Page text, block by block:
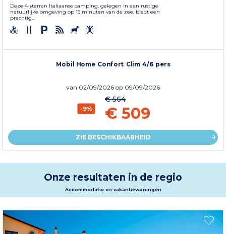
Deze 4-sterren Italiaanse camping, gelegen in een rustige
natuurlijke omgeving op 15 minuten van de zee, biedt een
prachtig...
Mobil Home Confort Clim 4/6 pers
van 02/09/2026 op 09/09/2026
-9%
€ 564
€ 509
ZIE BESCHIKBAARHEID
Onze resultaten in de regio
Accommodatie en vakantiewoningen